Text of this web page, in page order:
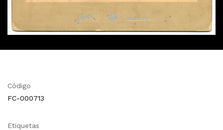
Código
FC-000713
Etiquetas